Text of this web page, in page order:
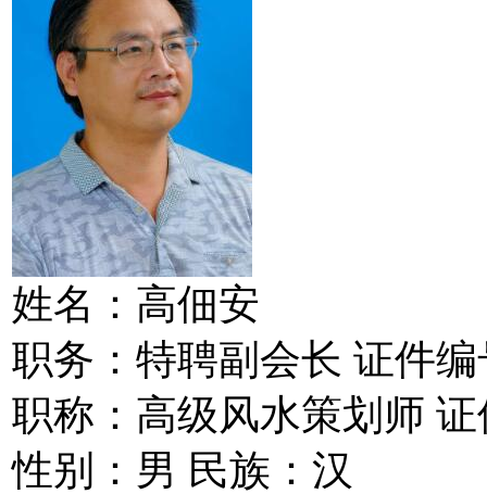
姓名：高佃安
职务：特聘副会长 证件编
职称：高级风水策划师 证
性别：男 民族：汉